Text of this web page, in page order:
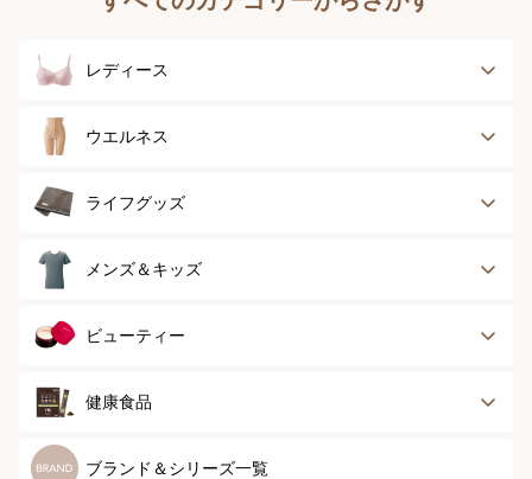
レディース
ブラジャー
ボディースーツ
ランジェリー
イツ
ウエルネス
健康サポート
スポーツ
ライフグッズ
アウター
グッズ
メンズ＆キッズ
メンズトップ
メンズソックス
ビューティー
スキンケア
スペシャルケア
健康食品
健康食品
ブランド＆シリーズ一覧